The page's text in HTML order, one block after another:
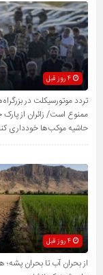
4 روز قبل
تردد موتورسیکلت در
ممنوع است/ زائران از پارک
حاشیه موکب‌ها خودداری
4 روز قبل
از بحران آب تا بحران